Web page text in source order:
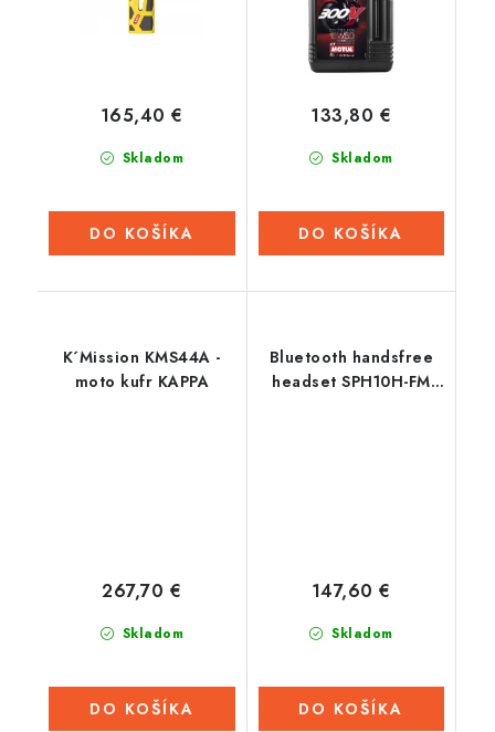
Skladom
165,40 €
DO KOŠÍKA
Skladom
133,80 €
DO KOŠÍKA
K´Mission KMS44A -
moto kufr KAPPA
Skladom
267,70 €
DO KOŠÍKA
Bluetooth handsfree
headset SPH10H-FM
Skladom
147,60 €
DO KOŠÍKA